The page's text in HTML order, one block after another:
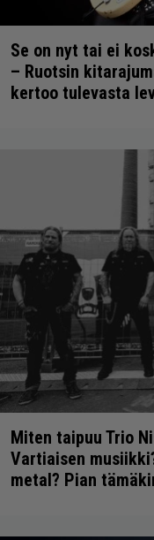
Se on nyt tai ei
– Ruotsin
kertoo tulevasta
Miten taipuu Trio
Vartiaisen
metal? Pian